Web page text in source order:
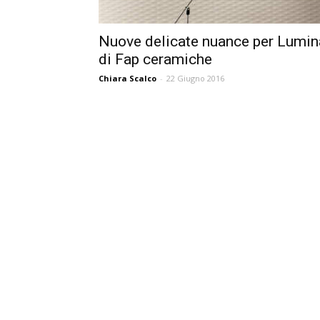
Nuove delicate nuance per
di Fap ceramiche
Chiara Scalco - 22 Giugno 2016